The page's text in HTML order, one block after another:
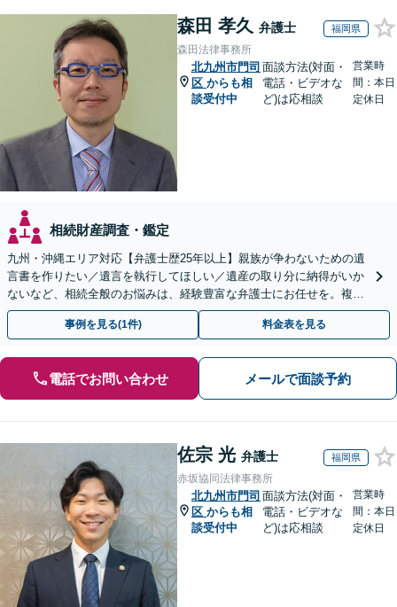
森田 孝久 弁護士 福岡県
森田法律事務所
北九州市門司
区 からも相
談受付中
面談方法(対面・
電話・ビデオな
ど)は応相談
営業時
間：本日
定休日
相続財産調査・鑑定
九州・沖縄エリア対応【弁護士歴25年以上】親族が争わないための遺
言書を作りたい／遺言を執行してほしい／遺産の取り分に納得がいか
ないなど、相続全般のお悩みは、経験豊富な弁護士にお任せを。複雑
な問題も粘り強く対応し、解決に導きます。
事例を見る(1件) 料金表を見る
電話でお問い合わせ メールで面談予約
佐宗 光 弁護士 福岡県
赤坂協同法律事務所
北九州市門司
区 からも相
談受付中
面談方法(対面・
電話・ビデオな
ど)は応相談
営業時
間：本日
定休日